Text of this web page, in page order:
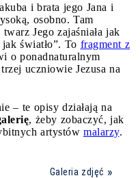
i brata jego Jana i
osobno. Tam
Jego zajaśniała jak
jak światło”. To fragment z
o ponadnaturalnym
uczniowie Jezusa na
– te opisy działają na
, żeby zobaczyć, jak
artystów malarzy.
Galeria zdjęć